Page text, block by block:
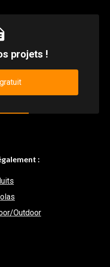
projets !
:
Outdoor